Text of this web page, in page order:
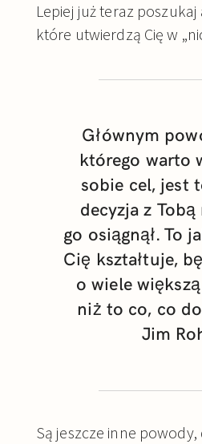
Lepiej już teraz
które utwierdzą Cię w
Głównym
którego warto
sobie cel, jest
decyzja z
go osiągnął. To
Cię kształtuje,
o wiele
niż to co, co
Jim
Są jeszcze inne